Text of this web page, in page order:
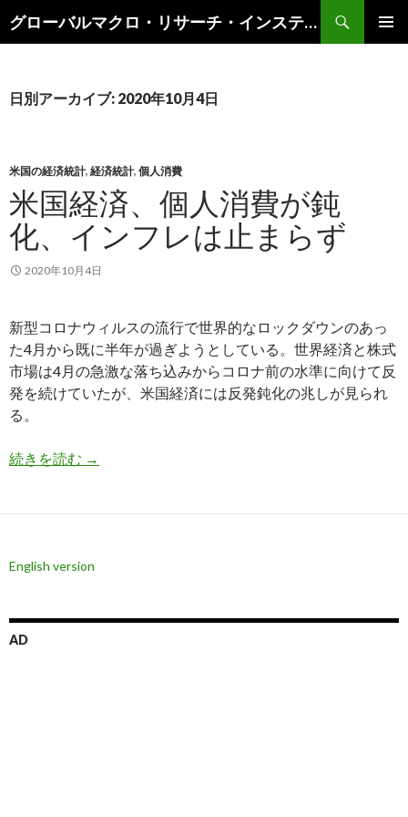
グローバルマクロ・リサーチ・インスティテュート
索
ン
キ
ッ
プ
日別アーカイブ: 2020年10月4日
米国の経済統計, 経済統計, 個人消費
米国経済、個人消費が鈍
化、インフレは止まらず
2020年10月4日
新型コロナウィルスの流行で世界的なロックダウンのあっ
た4月から既に半年が過ぎようとしている。世界経済と株式
市場は4月の急激な落ち込みからコロナ前の水準に向けて反
発を続けていたが、米国経済には反発鈍化の兆しが見られ
る。
続きを読む 米国経済、個人消費が鈍化、インフレは止まらず
→
English version
AD